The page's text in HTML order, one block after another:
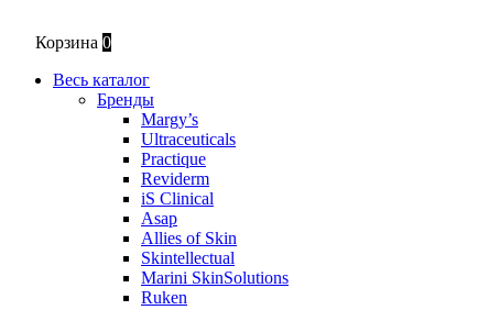
Корзина 0
Весь каталог
Бренды
Margy’s
Ultraceuticals
Practique
Reviderm
iS Clinical
Asap
Allies of Skin
Skintellectual
Marini SkinSolutions
Ruken